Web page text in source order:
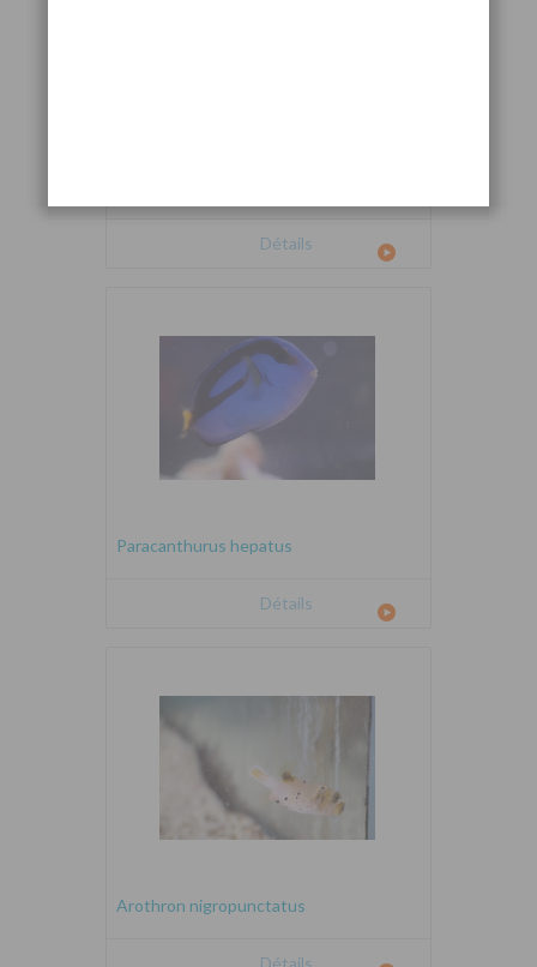
Détails
Paracanthurus hepatus
Détails
Arothron nigropunctatus
Détails